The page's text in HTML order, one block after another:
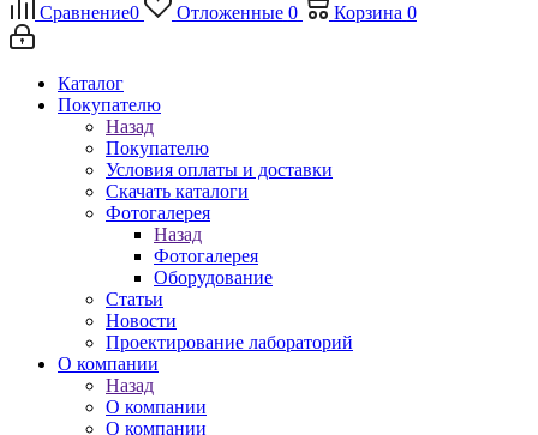
Сравнение0 Отложенные 0 Корзина 0
Каталог
Покупателю
Назад
Покупателю
Условия оплаты и доставки
Скачать каталоги
Фотогалерея
Назад
Фотогалерея
Оборудование
Статьи
Новости
Проектирование лабораторий
О компании
Назад
О компании
О компании